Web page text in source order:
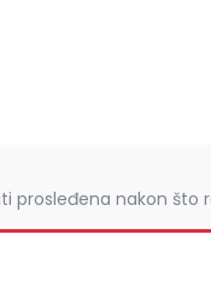
prosleđena nakon što